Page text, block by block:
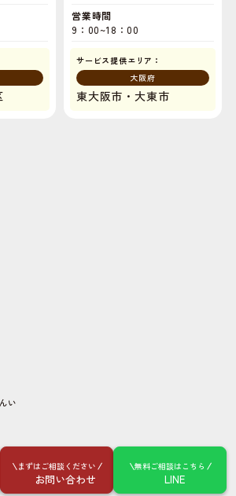
まずはご相談ください
お問い合わせ
無料ご相談はこちら
LINE
営業時間
9：00~18：00
サービス提供エリア：
大阪府
東大阪市・大東市
い